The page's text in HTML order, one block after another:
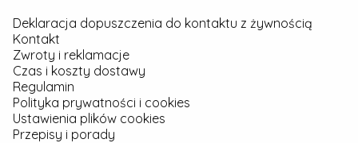
Deklaracja dopuszczenia do kontaktu z żywnością
Kontakt
Zwroty i reklamacje
Czas i koszty dostawy
Regulamin
Polityka prywatności i cookies
Ustawienia plików cookies
Przepisy i porady